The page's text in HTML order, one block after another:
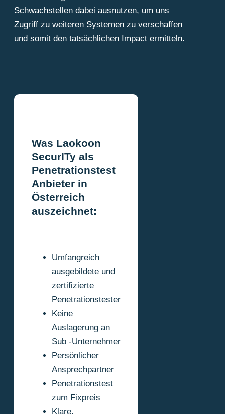
Schwachstellen dabei ausnutzen, um uns
Zugriff zu weiteren Systemen zu verschaffen
und somit den tatsächlichen Impact ermitteln.
Was Laokoon
SecurITy als
Penetrationstest
Anbieter in
Österreich
auszeichnet:
Umfangreich
ausgebildete und
zertifizierte
Penetrationstester
Keine
Auslagerung an
Sub -Unternehmer
Persönlicher
Ansprechpartner
Penetrationstest
zum Fixpreis
Klare,